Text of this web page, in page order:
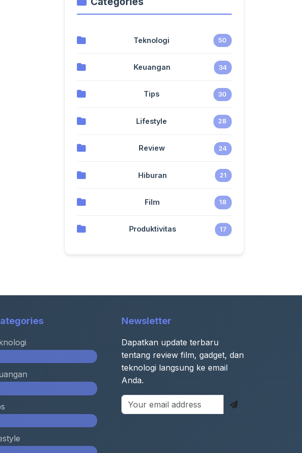
Teknologi 50
Keuangan 34
Tips 30
Lifestyle 28
Review 24
Hiburan 21
Film 18
Produktivitas 17
Newsletter
Dapatkan update terbaru
tentang review film, gadget, dan
teknologi langsung ke email
Anda.